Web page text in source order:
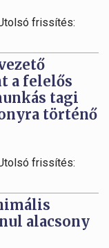
frissítés:
a felelős
tagi
történő
frissítés:
alacsony